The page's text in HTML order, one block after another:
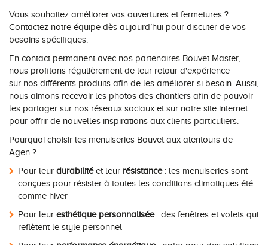
Vous souhaitez améliorer vos ouvertures et fermetures ?
Contactez notre équipe dès aujourd’hui pour discuter de vos
besoins spécifiques.
En contact permanent avec nos partenaires Bouvet Master,
nous profitons régulièrement de leur retour d'expérience
sur nos différents produits afin de les améliorer si besoin. Aussi,
nous aimons recevoir les photos des chantiers afin de pouvoir
les partager sur nos réseaux sociaux et sur notre site internet
pour offrir de nouvelles inspirations aux clients particuliers.
Pourquoi choisir les menuiseries Bouvet aux alentours de
Agen ?
Pour leur durabilitéet leur résistance : les menuiseries sont
conçues pour résister à toutes les conditions climatiques été
comme hiver
Pour leur esthétique personnalisée: des fenêtres et volets qui
reflètent le style personnel